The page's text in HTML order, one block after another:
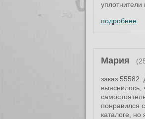
уплотнители
подробнее
Мария
заказ
выяснилось,
понравился
каталоге,